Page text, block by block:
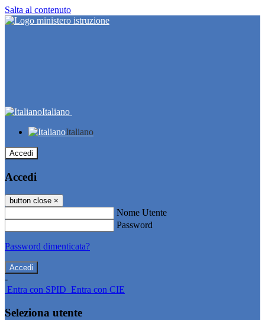
Salta al contenuto
Italiano
Italiano
Accedi
Accedi
button close ×
Nome Utente
Password
Password dimenticata?
-
Entra con SPID Entra con CIE
Seleziona utente